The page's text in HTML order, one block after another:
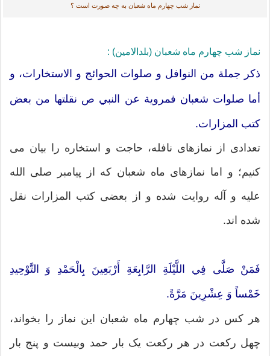
نماز شب چهارم ماه شعبان به چه صورت است ؟
نماز شب چهارم ماه شعبان (بلدالامین) :
ذكر جملة من النوافل و صلوات الحوائج و الاستخارات‏، و
أما صلوات شعبان فمروية عن النبي ص نقلتها من بعض
كتب المزارات‏.
تعدادی از نمازهای نافله، حاجت و استخاره را بیان می
کنیم؛ و اما نمازهای ماه شعبان که از پیامبر صلی الله
علیه و آله روایت شده و از بعضی کتب المزارات نقل
شده اند.
فَمَنْ صَلَّى فِي اللَّيْلَةِ الرَّابِعَةِ أَرْبَعِينَ بِالْحَمْدِ وَ التَّوْحِيدِ
خَمْساً وَ عِشْرِينَ مَرَّةً.
هر کس در شب چهارم ماه شعبان این نماز را بخواند،
چهل رکعت در هر رکعت یک بار حمد وبیست و پنج بار